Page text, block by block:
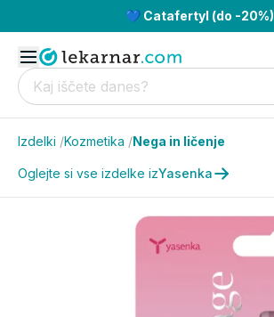
💙 Catafertyl (do -20%)
Izdelki /Kozmetika /Nega in ličenje
Oglejte si vse izdelke izYasenka